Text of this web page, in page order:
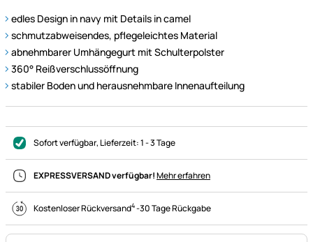
edles Design in navy mit Details in camel
schmutzabweisendes, pflegeleichtes Material
abnehmbarer Umhängegurt mit Schulterpolster
360° Reißverschlussöffnung
stabiler Boden und herausnehmbare Innenaufteilung
Sofort verfügbar, Lieferzeit:1 - 3 Tage
EXPRESSVERSAND verfügbar!Mehr erfahren
Kostenloser Rückversand4-30 Tage Rückgabe